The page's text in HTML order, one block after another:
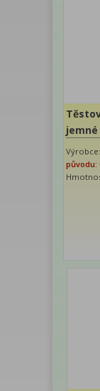
jemné
Výrobce:
původu: